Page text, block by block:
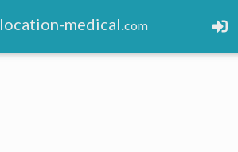
location-medical.com